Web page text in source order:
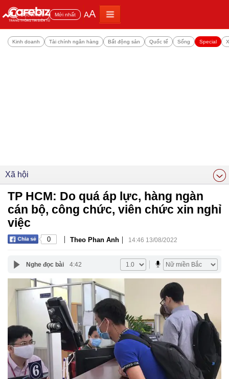
Đọc nhiều Mới nhất AA
Kinh doanh Tài chính ngân hàng Bất động sản Quốc tế Sống Special
Xã hội
TP HCM: Do quá áp lực, hàng ngàn
cán bộ, công chức, viên chức xin nghỉ
việc
0 | Theo Phan Anh | 14:46 13/08/2022
Nghe đọc bài 4:42